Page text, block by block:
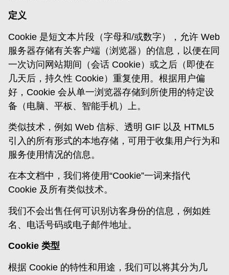
定义
Cookie 是短文本片段（字母和/或数字），允许 Web
服务器存储有关客户端（浏览器）的信息，以便在同
一次访问网站期间（会话 Cookie）或之后（即使在
几天后，持久性 Cookie）重复使用。根据用户偏
好，Cookie 会从单一浏览器存储到所使用的特定设
备（电脑、平板、智能手机）上。
类似技术，例如 Web 信标、透明 GIF 以及 HTML5
引入的所有形式的本地存储，可用于收集用户行为和
服务使用情况的信息。
在本文档中，我们将使用“Cookie”一词来指代
Cookie 及所有类似技术。
我们不会出售任何可识别访客身份的信息，例如姓
名、电话号码或电子邮件地址。
Cookie 类型
根据 Cookie 的特性和用途，我们可以将其分为几